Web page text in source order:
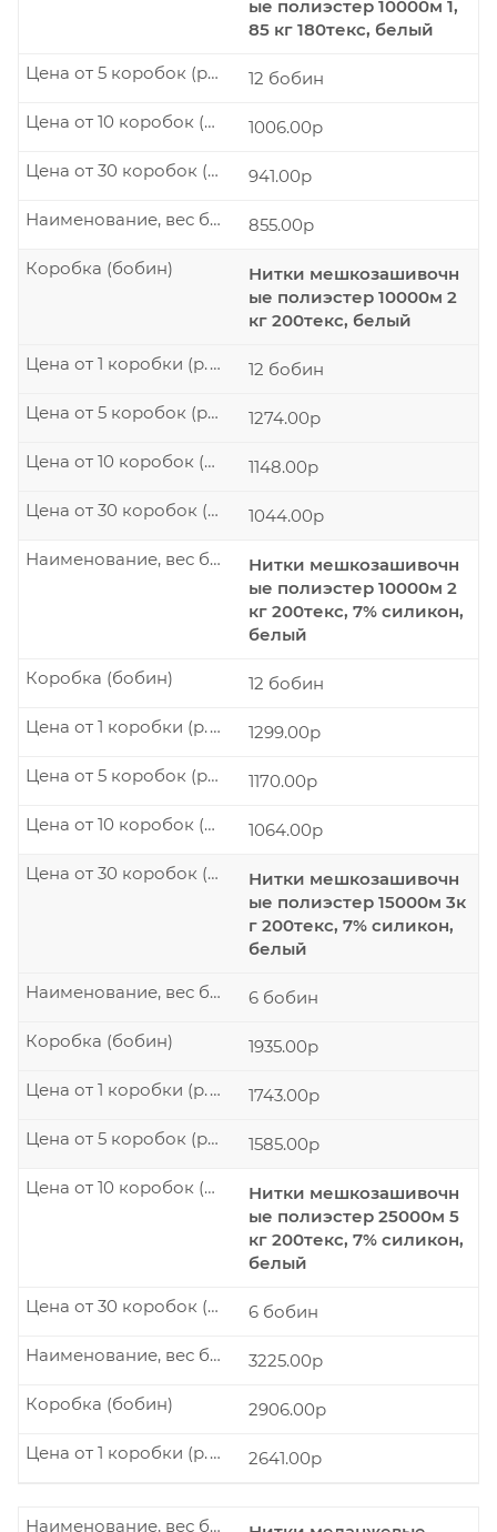
ые полиэстер 10000м 1,
85 кг 180текс, белый
12 бобин
Цена от 5 коробок (р./шт.)
1006.00р
Цена от 10 коробок (р./шт.)
941.00р
Цена от 30 коробок (р./шт.)
855.00р
Наименование, вес бобины
Нитки мешкозашивочн
ые полиэстер 10000м 2
кг 200текс, белый
Коробка (бобин)
12 бобин
Цена от 1 коробки (р./шт.)
1274.00р
Цена от 5 коробок (р./шт.)
1148.00р
Цена от 10 коробок (р./шт.)
1044.00р
Цена от 30 коробок (р./шт.)
Нитки мешкозашивочн
ые полиэстер 10000м 2
кг 200текс, 7% силикон,
белый
Наименование, вес бобины
12 бобин
Коробка (бобин)
1299.00р
Цена от 1 коробки (р./шт.)
1170.00р
Цена от 5 коробок (р./шт.)
1064.00р
Цена от 10 коробок (р./шт.)
Нитки мешкозашивочн
ые полиэстер 15000м 3к
г 200текс, 7% силикон,
белый
Цена от 30 коробок (р./шт.)
6 бобин
Наименование, вес бобины
1935.00р
Коробка (бобин)
1743.00р
Цена от 1 коробки (р./шт.)
1585.00р
Цена от 5 коробок (р./шт.)
Нитки мешкозашивочн
ые полиэстер 25000м 5
кг 200текс, 7% силикон,
белый
Цена от 10 коробок (р./шт.)
6 бобин
Цена от 30 коробок (р./шт.)
3225.00р
Наименование, вес бобины
2906.00р
Коробка (бобин)
2641.00р
Цена от 1 коробки (р./шт.)
Наименование, вес бобины